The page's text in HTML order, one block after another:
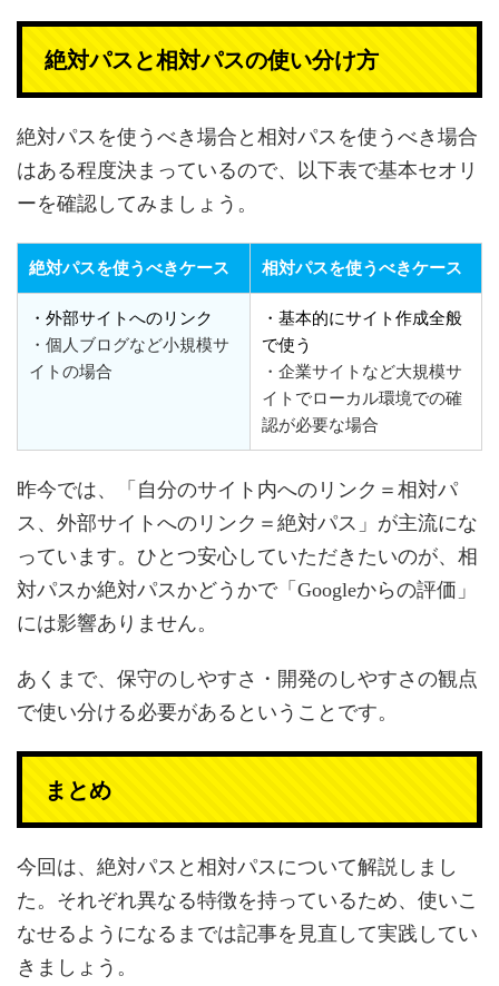
絶対パスと相対パスの使い分け方
絶対パスを使うべき場合と相対パスを使うべき場合
はある程度決まっているので、以下表で基本セオリ
ーを確認してみましょう。
絶対パスを使うべきケース 相対パスを使うべきケース
・外部サイトへのリンク
・個人ブログなど小規模サ
イトの場合
・基本的にサイト作成全般
で使う
・企業サイトなど大規模サ
イトでローカル環境での確
認が必要な場合
昨今では、「自分のサイト内へのリンク＝相対パ
ス、外部サイトへのリンク＝絶対パス」が主流にな
っています。ひとつ安心していただきたいのが、相
対パスか絶対パスかどうかで「Googleからの評価」
には影響ありません。
あくまで、保守のしやすさ・開発のしやすさの観点
で使い分ける必要があるということです。
まとめ
今回は、絶対パスと相対パスについて解説しまし
た。それぞれ異なる特徴を持っているため、使いこ
なせるようになるまでは記事を見直して実践してい
きましょう。